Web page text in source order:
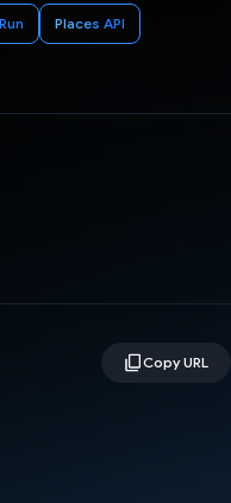
Places API